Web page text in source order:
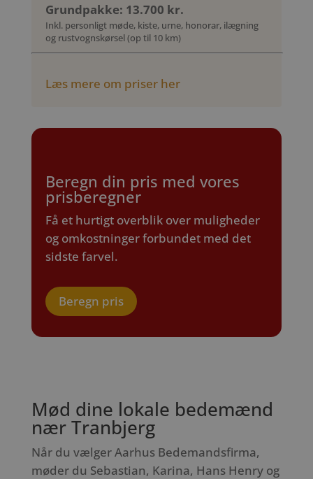
Grundpakke: 13.700 kr.
Inkl. personligt møde, kiste, urne, honorar, ilægning
og rustvognskørsel (op til 10 km)
Læs mere om priser her
Beregn din pris med vores
prisberegner
Få et hurtigt overblik over muligheder
og omkostninger forbundet med det
sidste farvel.
Beregn pris
Mød dine lokale bedemænd
nær Tranbjerg
Når du vælger Aarhus Bedemandsfirma,
møder du Sebastian, Karina, Hans Henry og